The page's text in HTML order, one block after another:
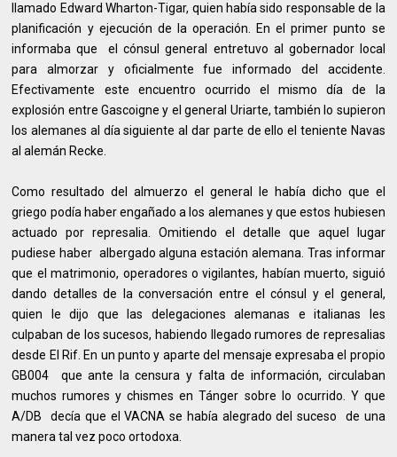
llamado Edward Wharton-Tigar, quien había sido responsable de la
planificación y ejecución de la operación. En el primer punto se
informaba que el cónsul general entretuvo al gobernador local
para almorzar y oficialmente fue informado del accidente.
Efectivamente este encuentro ocurrido el mismo día de la
explosión entre Gascoigne y el general Uriarte, también lo supieron
los alemanes al día siguiente al dar parte de ello el teniente Navas
al alemán Recke.
Como resultado del almuerzo el general le había dicho que el
griego podía haber engañado a los alemanes y que estos hubiesen
actuado por represalia. Omitiendo el detalle que aquel lugar
pudiese haber albergado alguna estación alemana. Tras informar
que el matrimonio, operadores o vigilantes, habían muerto, siguió
dando detalles de la conversación entre el cónsul y el general,
quien le dijo que las delegaciones alemanas e italianas les
culpaban de los sucesos, habiendo llegado rumores de represalias
desde El Rif. En un punto y aparte del mensaje expresaba el propio
GB004 que ante la censura y falta de información, circulaban
muchos rumores y chismes en Tánger sobre lo ocurrido. Y que
A/DB decía que el VACNA se había alegrado del suceso de una
manera tal vez poco ortodoxa.